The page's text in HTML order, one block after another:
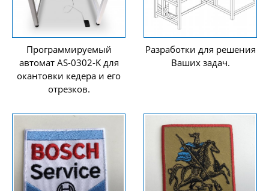
Программируемый
автомат AS-0302-K для
окантовки кедера и его
отрезков.
Разработки для решения
Ваших задач.